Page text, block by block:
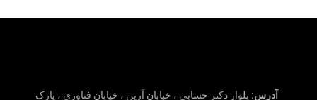
آدرس: بلوار دکتر حسابی ، خیابان آرین ، خیابان فناوری ، پارک